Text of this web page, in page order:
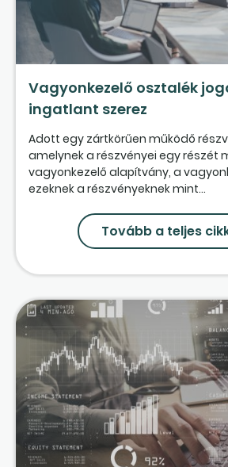
Vagyonkezelő osztalék
ingatlant szerez
Adott egy zártkörűen működő
amelynek a részvényei egy részét
vagyonkezelő alapítvány, a
ezeknek a részvényeknek mint...
Tovább a teljes